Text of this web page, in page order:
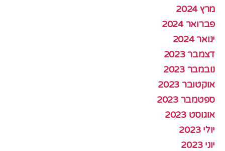
מרץ 2024
פברואר 2024
ינואר 2024
דצמבר 2023
נובמבר 2023
אוקטובר 2023
ספטמבר 2023
אוגוסט 2023
יולי 2023
יוני 2023